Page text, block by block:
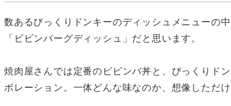
数あるびっくりドンキーのディッシュメニューの
「ビビンバーグディッシュ」だと思います。
焼肉屋さんでは定番のビビンバ丼と、びっくりド
ボレーション。一体どんな味なのか、想像しただ